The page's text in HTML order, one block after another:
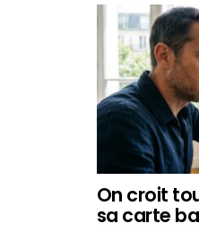
On croit
sa carte